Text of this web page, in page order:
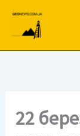
вмісту
22